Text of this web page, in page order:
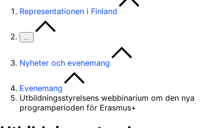
Representationen i Finland
…
Nyheter och evenemang
Evenemang
Utbildningsstyrelsens webbinarium om den nya
programperioden för Erasmus+